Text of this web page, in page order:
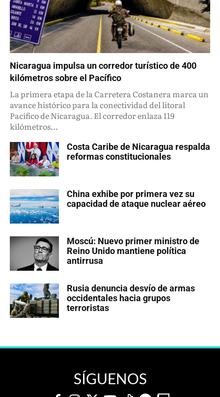
Nicaragua impulsa un corredor turístico de 400
kilómetros sobre el Pacífico
La primera etapa de la Carretera Costanera marca un
avance histórico para la conectividad del litoral
Pacífico de Nicaragua. El corredor enlaza 119
kilómetros...
Costa Caribe de Nicaragua respalda
reformas constitucionales
China exhibe por primera vez su
capacidad de ataque nuclear aéreo
Moscú: Nuevo primer ministro de
Reino Unido mantiene política
antirrusa
Rusia denuncia desvío de armas
occidentales hacia grupos
terroristas
SÍGUENOS